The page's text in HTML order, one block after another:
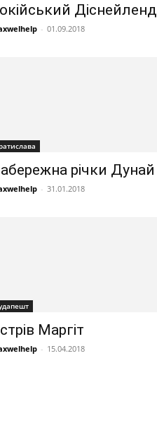
Діснейленд
- 01.09.2018
річки Дунай
- 31.01.2018
Маргіт
- 15.04.2018